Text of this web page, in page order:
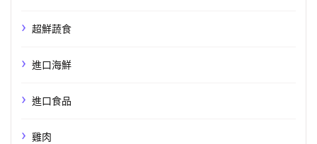
超鮮蔬食
進口海鮮
進口食品
雞肉